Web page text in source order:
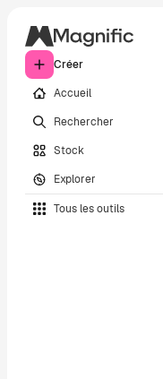
Créer
Accueil
Rechercher
Stock
Explorer
Tous les outils